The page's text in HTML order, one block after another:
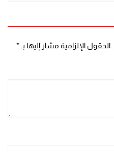
الحقول الإلزامية مشار إليها بـ *